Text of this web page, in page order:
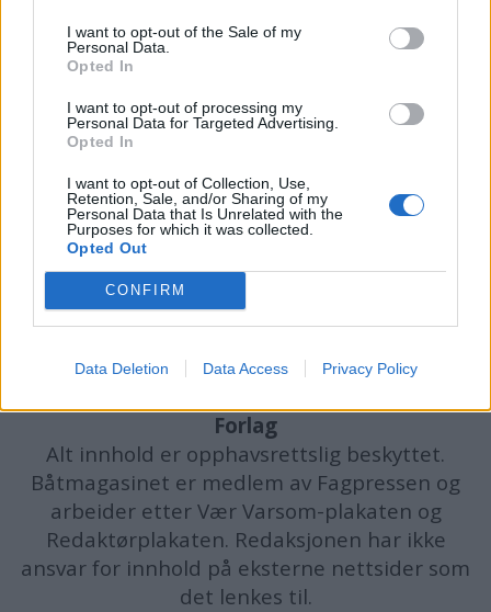
I want to opt-out of the Sale of my
Personal Data.
Opted In
I want to opt-out of processing my
Personal Data for Targeted Advertising.
Opted In
I want to opt-out of Collection, Use,
Retention, Sale, and/or Sharing of my
Personal Data that Is Unrelated with the
Purposes for which it was collected.
Opted Out
CONFIRM
Data Deletion Data Access Privacy Policy
VG Båt i salg i dag
Forlag
Alt innhold er opphavsrettslig beskyttet.
Båtmagasinet er medlem av Fagpressen og
arbeider etter Vær Varsom-plakaten og
Redaktørplakaten. Redaksjonen har ikke
ansvar for innhold på eksterne nettsider som
det lenkes til.